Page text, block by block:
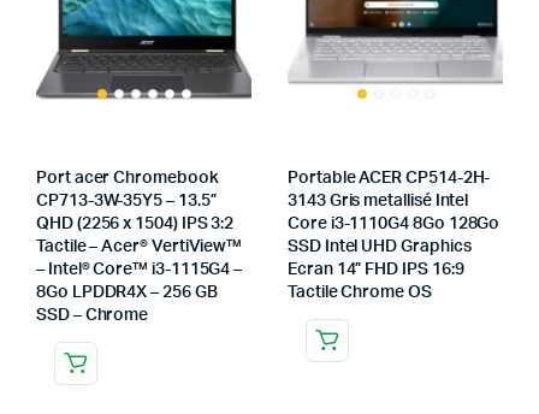
Port acer Chromebook
CP713-3W-35Y5 – 13.5”
QHD (2256 x 1504) IPS 3:2
Tactile – Acer® VertiView™
– Intel® Core™ i3-1115G4 –
8Go LPDDR4X – 256 GB
SSD – Chrome
Portable ACER CP514-2H-
3143 Gris metallisé Intel
Core i3-1110G4 8Go 128Go
SSD Intel UHD Graphics
Ecran 14” FHD IPS 16:9
Tactile Chrome OS